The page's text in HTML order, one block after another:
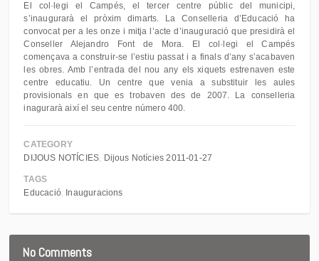
El col·legi el Campés, el tercer centre públic del municipi,
s’inaugurarà el pròxim dimarts. La Conselleria d’Educació ha
convocat per a les onze i mitja l’acte d’inauguració que presidirà el
Conseller Alejandro Font de Mora. El col·legi el Campés
començava a construir-se l’estiu passat i a finals d’any s’acabaven
les obres. Amb l’entrada del nou any els xiquets estrenaven este
centre educatiu. Un centre que venia a substituir les aules
provisionals en que es trobaven des de 2007. La conselleria
inagurarà així el seu centre número 400.
CATEGORY
DIJOUS NOTÍCIES
Dijous Notícies 2011-01-27
TAGS
Educació
Inauguracions
No Comments